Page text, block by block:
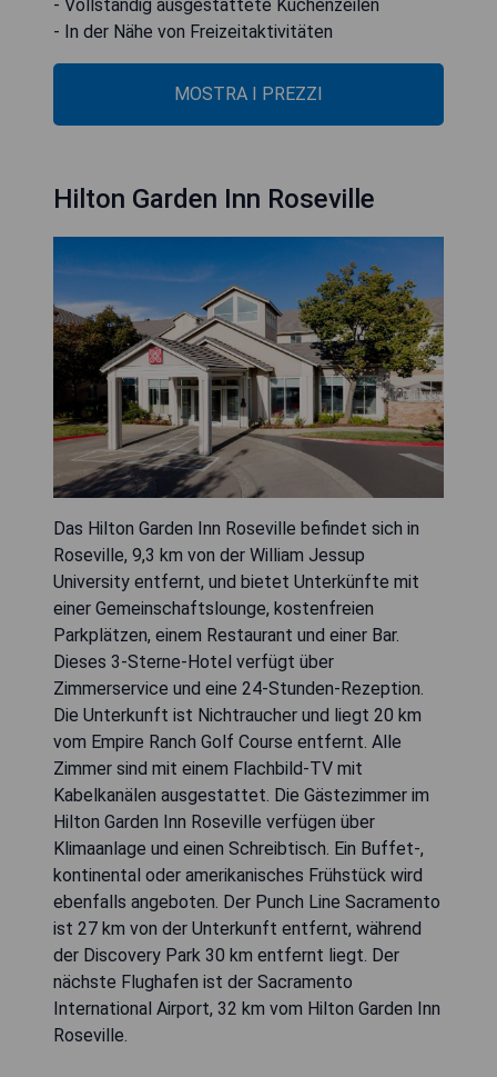
- Vollständig ausgestattete Küchenzeilen
- In der Nähe von Freizeitaktivitäten
MOSTRA I PREZZI
Hilton Garden Inn Roseville
Das Hilton Garden Inn Roseville befindet sich in
Roseville, 9,3 km von der William Jessup
University entfernt, und bietet Unterkünfte mit
einer Gemeinschaftslounge, kostenfreien
Parkplätzen, einem Restaurant und einer Bar.
Dieses 3-Sterne-Hotel verfügt über
Zimmerservice und eine 24-Stunden-Rezeption.
Die Unterkunft ist Nichtraucher und liegt 20 km
vom Empire Ranch Golf Course entfernt. Alle
Zimmer sind mit einem Flachbild-TV mit
Kabelkanälen ausgestattet. Die Gästezimmer im
Hilton Garden Inn Roseville verfügen über
Klimaanlage und einen Schreibtisch. Ein Buffet-,
kontinental oder amerikanisches Frühstück wird
ebenfalls angeboten. Der Punch Line Sacramento
ist 27 km von der Unterkunft entfernt, während
der Discovery Park 30 km entfernt liegt. Der
nächste Flughafen ist der Sacramento
International Airport, 32 km vom Hilton Garden Inn
Roseville.